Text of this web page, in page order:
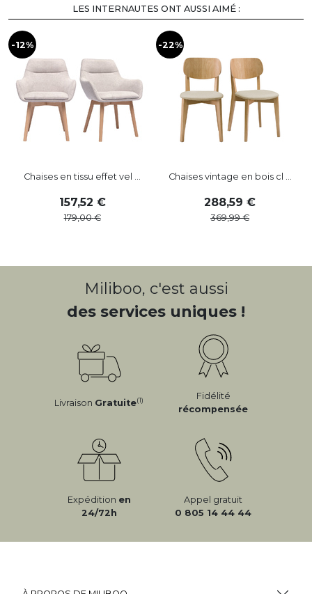
LES INTERNAUTES ONT AUSSI AIMÉ :
-12%
Chaises en tissu effet vel ...
157,52
179,00
-22%
Chaises vintage en bois cl ...
288,59
369,99
Miliboo, c'est aussi
des services uniques !
Livraison Gratuite(1)
Fidélité
récompensée
Expédition en
24/72h
Appel gratuit
0 805 14 44 44